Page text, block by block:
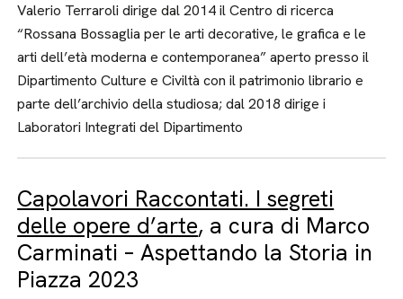
Valerio Terraroli dirige dal 2014 il Centro di ricerca
“Rossana Bossaglia per le arti decorative, le grafica e le
arti dell’età moderna e contemporanea” aperto presso il
Dipartimento Culture e Civiltà con il patrimonio librario e
parte dell’archivio della studiosa; dal 2018 dirige i
Laboratori Integrati del Dipartimento
Capolavori Raccontati. I segreti
delle opere d’arte, a cura di Marco
Carminati – Aspettando la Storia in
Piazza 2023